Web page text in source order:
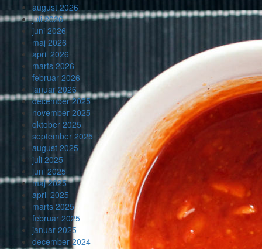
august 2026
juli 2026
juni 2026
maj 2026
april 2026
marts 2026
februar 2026
januar 2026
december 2025
november 2025
oktober 2025
september 2025
august 2025
juli 2025
juni 2025
maj 2025
april 2025
marts 2025
februar 2025
januar 2025
december 2024